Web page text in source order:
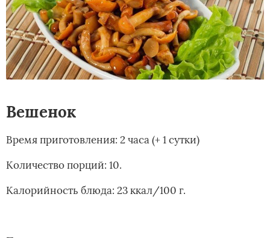
Вешенок
Время приготовления: 2 часа (+ 1 сутки)
Количество порций: 10.
Калорийность блюда: 23 ккал/100 г.